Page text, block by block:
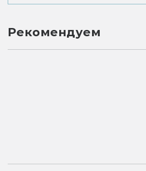
Рекомендуем